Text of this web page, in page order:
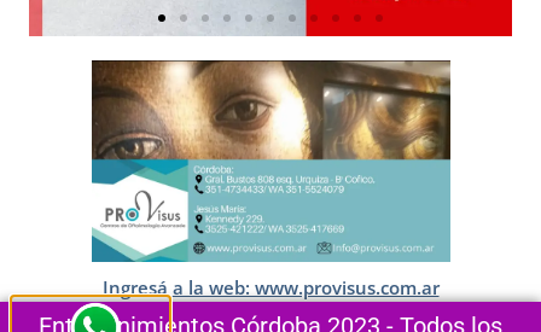
Ingresá a la web: www.provisus.com.ar
Entretenimientos Córdoba 2023 - Todos los